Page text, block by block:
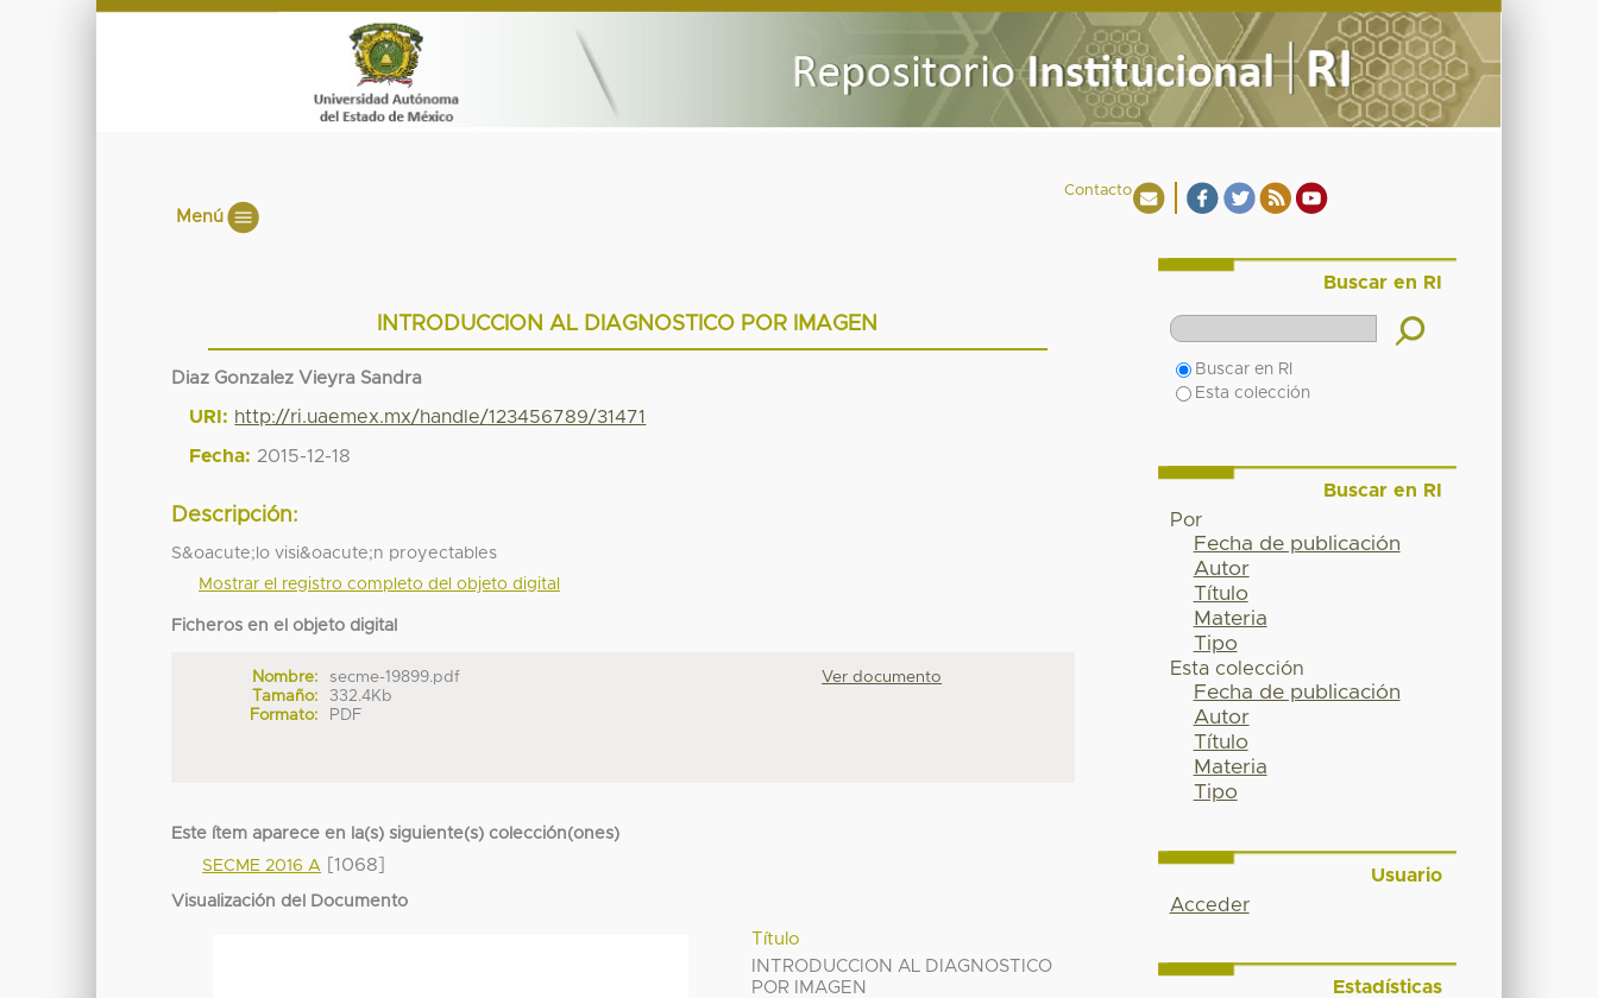
Contacto
Menú
INTRODUCCION AL DIAGNOSTICO POR IMAGEN
Diaz Gonzalez Vieyra Sandra
URI: http://ri.uaemex.mx/handle/123456789/31471
Fecha: 2015-12-18
Descripción:
S&oacute;lo visi&oacute;n proyectables
Mostrar el registro completo del objeto digital
Ficheros en el objeto digital
Nombre:
secme-19899.pdf
Tamaño:
332.4Kb
Formato:
PDF
Ver documento
Este ítem aparece en la(s) siguiente(s) colección(ones)
SECME 2016 A [1068]
Visualización del Documento
Título
INTRODUCCION AL DIAGNOSTICO
POR IMAGEN
Buscar en RI
Buscar en RI
Esta colección
Buscar en RI
Por
Fecha de publicación
Autor
Título
Materia
Tipo
Esta colección
Fecha de publicación
Autor
Título
Materia
Tipo
Usuario
Acceder
Estadísticas